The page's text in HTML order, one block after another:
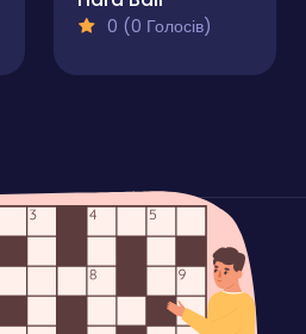
0 (0 Голосів)